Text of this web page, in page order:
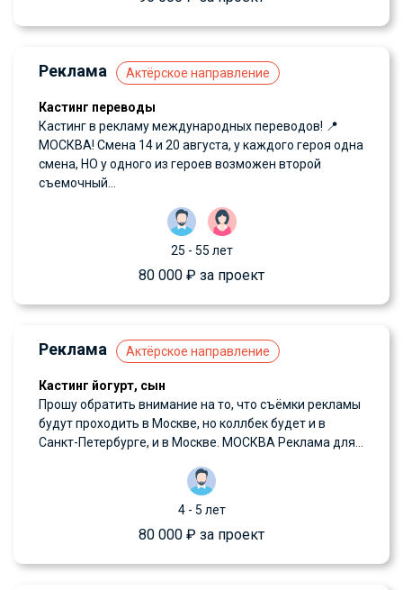
Реклама Актёрское направление
Кастинг переводы
Кастинг в рекламу международных переводов! 📍
МОСКВА! Смена 14 и 20 августа, у каждого героя одна
смена, НО у одного из героев возможен второй
съемочный...
25 - 55 лет
80 000 ₽ за проект
Реклама Актёрское направление
Кастинг йогурт, сын
Прошу обратить внимание на то, что съёмки рекламы
будут проходить в Москве, но коллбек будет и в
Санкт-Петербурге, и в Москве. МОСКВА Реклама для...
4 - 5 лет
80 000 ₽ за проект